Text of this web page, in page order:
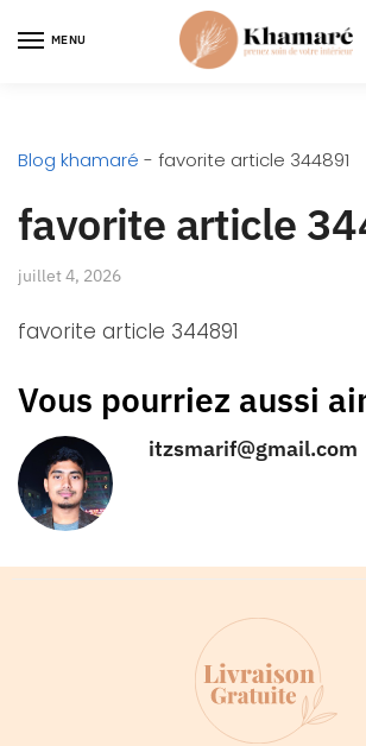
MENU
Blog khamaré - favorite article 344891
favorite article
juillet 4, 2026
favorite article 344891
Vous pourriez aussi
itzsmarif@gmail.com